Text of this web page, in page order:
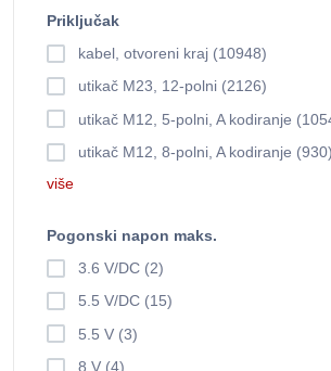
Priključak
kabel, otvoreni kraj (10948)
utikač M23, 12-polni (2126)
utikač M12, 5-polni, A kodiranje
utikač M12, 8-polni, A kodiranje (930)
više
Pogonski napon maks.
3.6 V/DC (2)
5.5 V/DC (15)
5.5 V (3)
8 V (4)